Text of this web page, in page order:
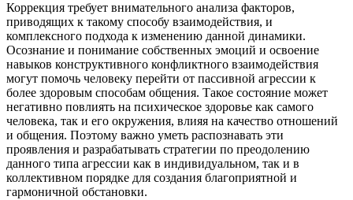
Коррекция требует внимательного анализа факторов,
приводящих к такому способу взаимодействия, и
комплексного подхода к изменению данной динамики.
Осознание и понимание собственных эмоций и освоение
навыков конструктивного конфликтного взаимодействия
могут помочь человеку перейти от пассивной агрессии к
более здоровым способам общения. Такое состояние может
негативно повлиять на психическое здоровье как самого
человека, так и его окружения, влияя на качество отношений
и общения. Поэтому важно уметь распознавать эти
проявления и разрабатывать стратегии по преодолению
данного типа агрессии как в индивидуальном, так и в
коллективном порядке для создания благоприятной и
гармоничной обстановки.